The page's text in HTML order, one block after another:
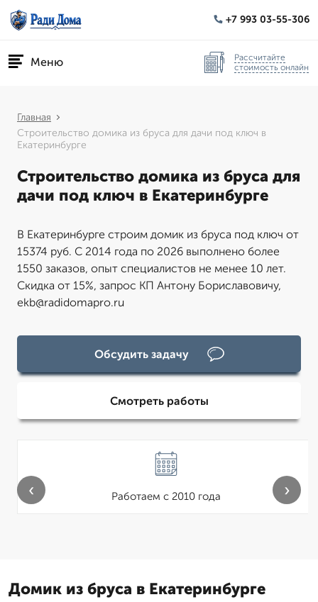
+7 993 03-55-306
Меню
Рассчитайте
стоимость онлайн
Главная
Строительство домика из бруса для дачи под ключ в
Екатеринбурге
Строительство домика из бруса для
дачи под ключ в Екатеринбурге
В Екатеринбурге строим домик из бруса под ключ от
15374 руб. С 2014 года по 2026 выполнено более
1550 заказов, опыт специалистов не менее 10 лет.
Скидка от 15%, запрос КП Антону Бориславовичу,
ekb@radidomapro.ru
Обсудить задачу
Смотреть работы
Работаем с 2010 года
‹ ›
Домик из бруса в Екатеринбурге